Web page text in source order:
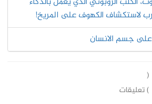
لاستكشاف الكهوف على المريخ!
على جسم الانسان
(
) تعليقات